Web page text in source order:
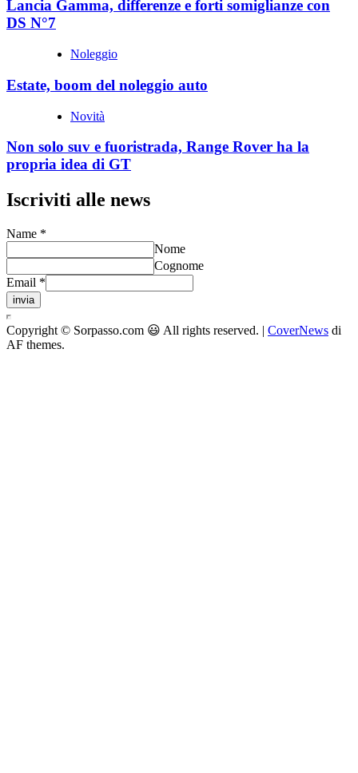
Lancia Gamma, differenze e forti somiglianze con
DS N°7
Noleggio
Estate, boom del noleggio auto
Novità
Non solo suv e fuoristrada, Range Rover ha la
propria idea di GT
Iscriviti alle news
Name *
Nome
Cognome
Email *
invia
Copyright © Sorpasso.com 😃 All rights reserved. | CoverNews di
AF themes.